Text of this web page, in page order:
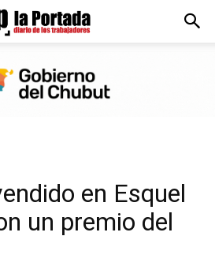
en Esquel
un premio del